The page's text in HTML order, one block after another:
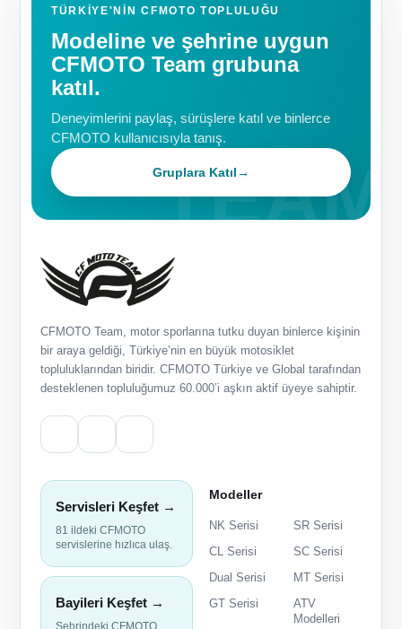
TÜRKIYE'NIN CFMOTO TOPLULUĞU
Modeline ve şehrine uygun
CFMOTO Team grubuna
katıl.
Deneyimlerini paylaş, sürüşlere katıl ve binlerce
CFMOTO kullanıcısıyla tanış.
Gruplara Katıl→
CFMOTO Team, motor sporlarına tutku duyan binlerce kişinin
bir araya geldiği, Türkiye’nin en büyük motosiklet
topluluklarından biridir. CFMOTO Türkiye ve Global tarafından
desteklenen topluluğumuz 60.000’i aşkın aktif üyeye sahiptir.
Servisleri Keşfet →
81 ildeki CFMOTO
servislerine hızlıca ulaş.
Bayileri Keşfet →
Modeller
NK Serisi
SR Serisi
CL Serisi
SC Serisi
Dual Serisi
MT Serisi
GT Serisi
ATV
Modelleri